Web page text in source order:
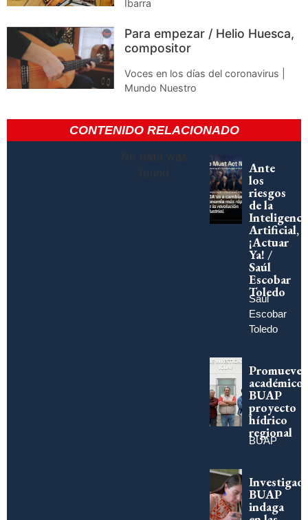
Ibarra
Para empezar / Helio Huesca,
compositor
Voces en los días del coronavirus |
Mundo Nuestro
CONTENIDO RELACIONADO
No data was
found
Ante
los
riesgos
de la
Artificial,
¡Actuar
Ya! /
Saúl
Escobar
Toledo
Saúl
Escobar
Toledo
Promueve
académico
BUAP
proyecto
hídrico
regional
BUAP
BUAP
indaga